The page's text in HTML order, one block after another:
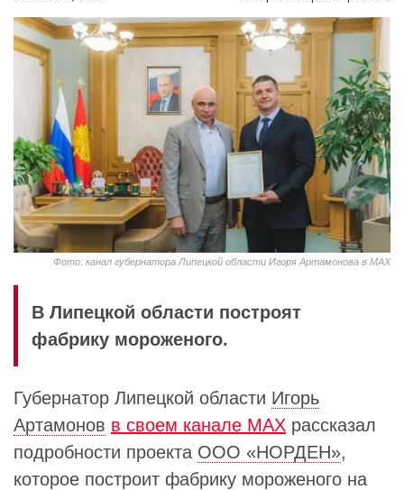
Фото: канал губернатора Липецкой области Игоря Артамонова в МАХ
В Липецкой области построят
фабрику мороженого.
Губернатор Липецкой области Игорь
Артамонов в своем канале МАХ рассказал
подробности проекта ООО «НОРДЕН»,
которое построит фабрику мороженого на